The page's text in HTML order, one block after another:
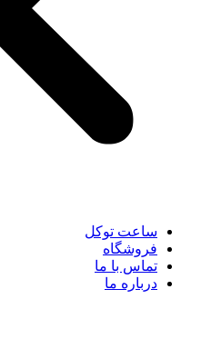
ساعت توکل
فروشگاه
تماس با ما
درباره ما